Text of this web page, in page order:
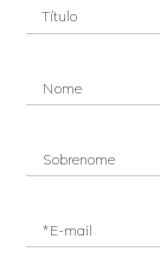
Nome
Sobrenome
*E-mail